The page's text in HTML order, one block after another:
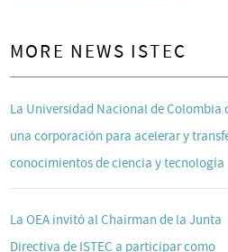
MORE NEWS ISTEC
La Universidad Nacional de Colombia
una corporación para acelerar y
conocimientos de ciencia y tecnología
La OEA invitó al Chairman de la Junta
Directiva de ISTEC a participar como